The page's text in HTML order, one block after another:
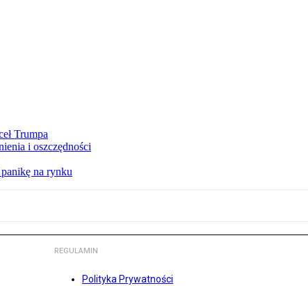
Trumpa
i oszczędności
na rynku
REGULAMIN
Polityka Prywatności